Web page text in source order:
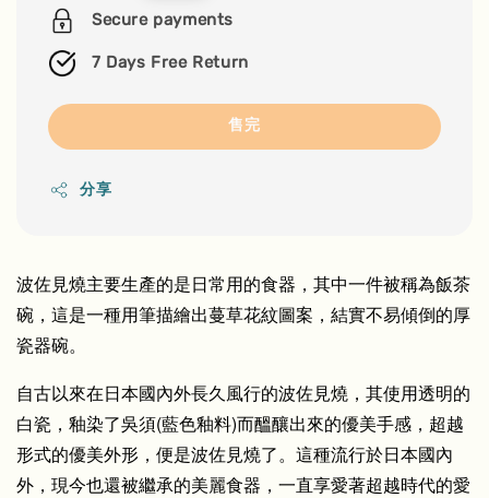
Secure payments
7 Days Free Return
售完
分享
波佐見燒主要生產的是日常用的食器，其中一件被稱為飯茶
碗，這是一種用筆描繪出蔓草花紋圖案，結實不易傾倒的厚
瓷器碗。
自古以來在日本國內外長久風行的波佐見燒，其使用透明的
白瓷，釉染了吳須(藍色釉料)而醞釀出來的優美手感，超越
形式的優美外形，便是波佐見燒了。這種流行於日本國內
外，現今也還被繼承的美麗食器，一直享愛著超越時代的愛